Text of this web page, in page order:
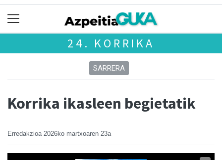
24. KORRIKA
SARRERA
Korrika ikasleen begietatik
Erredakzioa 2026ko martxoaren 23a